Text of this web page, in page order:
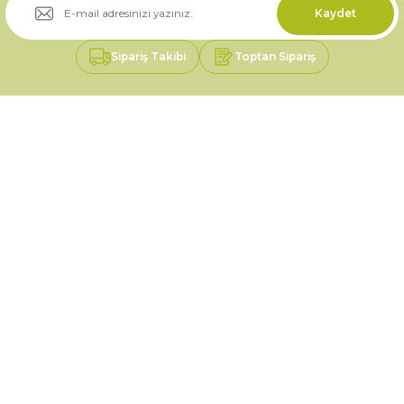
Gönder
Kaydet
Sipariş Takibi Toptan Sipariş